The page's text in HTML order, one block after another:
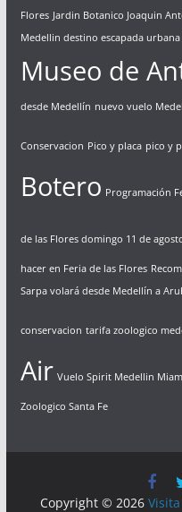
Flores Jardin Botanico Joaquin
Medellin destino escapada urbana
Museo de
desde Medellín nuevo vuelo
Conservacion Pico y placa pico y
Botero Programación
de las Flores domingo 11 de
hacer en Feria de las Flores
Sarpa volará desde Medellín a
conservacion tarifa zoologico
Air Vuelo Spirit Medellin
Zoologico Santa Fe
Copyright © 2026